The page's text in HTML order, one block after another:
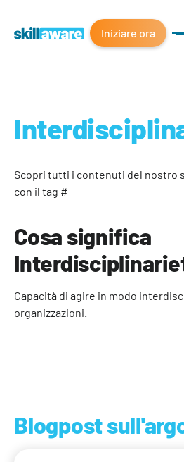
Iniziare ora
Scopri tutti i contenuti del nostro
con il tag #
Cosa significa
Capacità di agire in modo
organizzazioni.
Blogpost